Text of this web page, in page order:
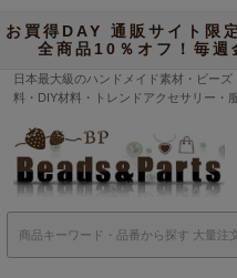
お買得DAY 通販サイト限
全商品10％オフ！毎
日本最大級のハンドメイド素材・ビー
料・DIY材料・トレンドアクセサリー・